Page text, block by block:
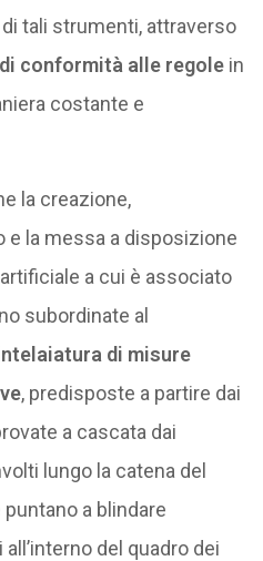
di tali strumenti, attraverso
conformità alle regolein
costante e
la creazione,
e la messa a disposizione
a cui è associato
subordinate al
di misure
, predisposte a partire dai
a cascata dai
lungo la catena del
puntano a blindare
del quadro dei